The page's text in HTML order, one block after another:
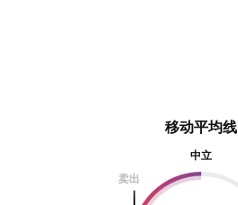
移动平均线
中立
卖出